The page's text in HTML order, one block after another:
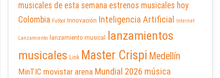
musicales de esta semana estrenos musicales hoy
Colombia Futbol Innovación Inteligencia Artificial Internet
Lanzamiento lanzamiento musical
lanzamientos
musicales Link Master Crispi Medellín
MinTIC movistar arena Mundial 2026 música